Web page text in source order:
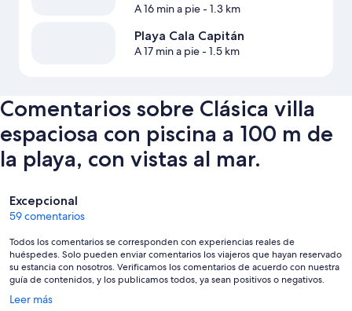
A 16 min a pie- 1.3 km
Playa Cala Capitán
A 17 min a pie- 1.5 km
Comentarios sobre Clásica villa
espaciosa con piscina a 100 m de
la playa, con vistas al mar.
Comentarios
Excepcional
59 comentarios
Todos los comentarios se corresponden con experiencias reales de
huéspedes. Solo pueden enviar comentarios los viajeros que hayan reservado
su estancia con nosotros. Verificamos los comentarios de acuerdo con nuestra
guía de contenidos, y los publicamos todos, ya sean positivos o negativos.
Leer más
Se